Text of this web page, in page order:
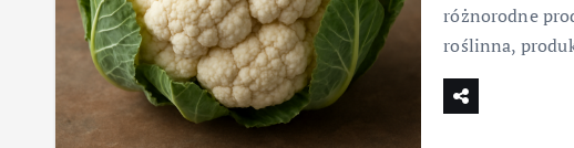
różnorodne
roślinna,